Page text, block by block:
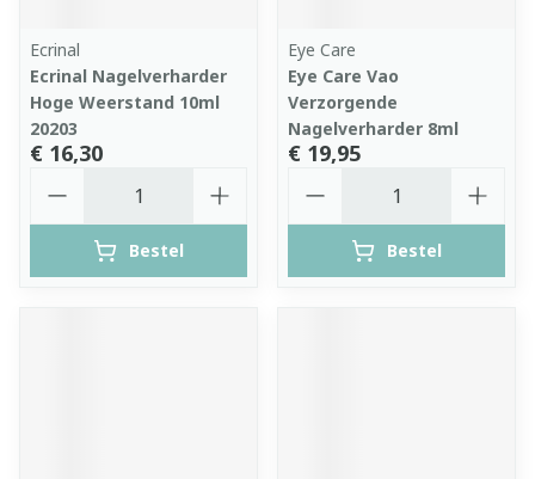
Ecrinal
Ecrinal Nagelverharder
Hoge Weerstand 10ml
20203
€ 16,30
Bestel
Eye Care
Eye Care Vao
Verzorgende
Nagelverharder 8ml
€ 19,95
Bestel